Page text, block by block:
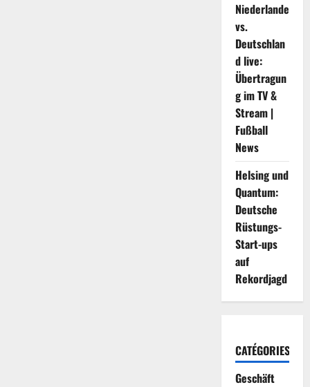
Niederlande
vs.
Deutschlan
d live:
Übertragun
g im TV &
Stream |
Fußball
News
Helsing und
Quantum:
Deutsche
Rüstungs-
Start-ups
auf
Rekordjagd
CATÉGORIES
Geschäft